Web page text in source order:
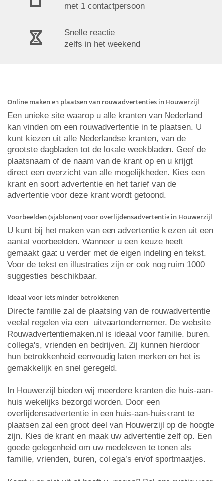
met 1 contactpersoon
Snelle reactie
zelfs in het weekend
Online maken en plaatsen van rouwadvertenties in Houwerzijl
Een unieke site waarop u alle kranten van Nederland
kan vinden om een rouwadvertentie in te plaatsen. U
kunt kiezen uit alle Nederlandse kranten, van de
grootste dagbladen tot de lokale weekbladen. Geef de
plaatsnaam of de naam van de krant op en u krijgt
direct een overzicht van alle mogelijkheden. Kies een
krant en soort advertentie en het tarief van de
advertentie voor deze krant wordt getoond.
Voorbeelden (sjablonen) voor overlijdensadvertentie in Houwerzijl
U kunt bij het maken van een advertentie kiezen uit een
aantal voorbeelden. Wanneer u een keuze heeft
gemaakt gaat u verder met de eigen indeling en tekst.
Voor de tekst en illustraties zijn er ook nog ruim 1000
suggesties beschikbaar.
Ideaal voor iets minder betrokkenen
Directe familie zal de plaatsing van de rouwadvertentie
veelal regelen via een uitvaartondernemer. De website
Rouwadvertentiemaken.nl is ideaal voor familie, buren,
collega's, vrienden en bedrijven. Zij kunnen hierdoor
hun betrokkenheid eenvoudig laten merken en het is
gemakkelijk en snel geregeld.
In Houwerzijl bieden wij meerdere kranten die huis-aan-
huis wekelijks bezorgd worden. Door een
overlijdensadvertentie in een huis-aan-huiskrant te
plaatsen zal een groot deel van Houwerzijl op de hoogte
zijn. Kies de krant en maak uw advertentie zelf op. Een
goede gelegenheid om uw medeleven te tonen als
familie, vrienden, buren, collega’s en/of sportmaatjes.